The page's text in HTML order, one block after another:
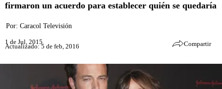
firmaron un acuerdo para establecer quién se quedaría
Por: Caracol Televisión
1 de Jul, 2015
Actualizado: 5 de feb, 2016 Compartir